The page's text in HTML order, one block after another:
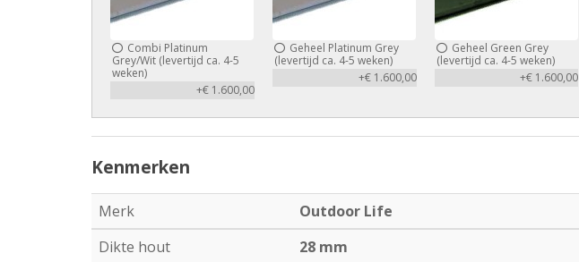
Combi Platinum
Grey/Wit (levertijd ca. 4-5
weken)
+€ 1.600,00
Geheel Platinum Grey
(levertijd ca. 4-5 weken)
+€ 1.600,00
Geheel Green Grey
(levertijd ca. 4-5 weken)
+€ 1.600,00
Kenmerken
Merk
Outdoor Life
Dikte hout
28 mm